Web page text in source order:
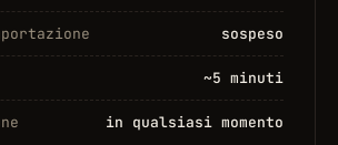
sospeso
~5 minuti
in qualsiasi momento